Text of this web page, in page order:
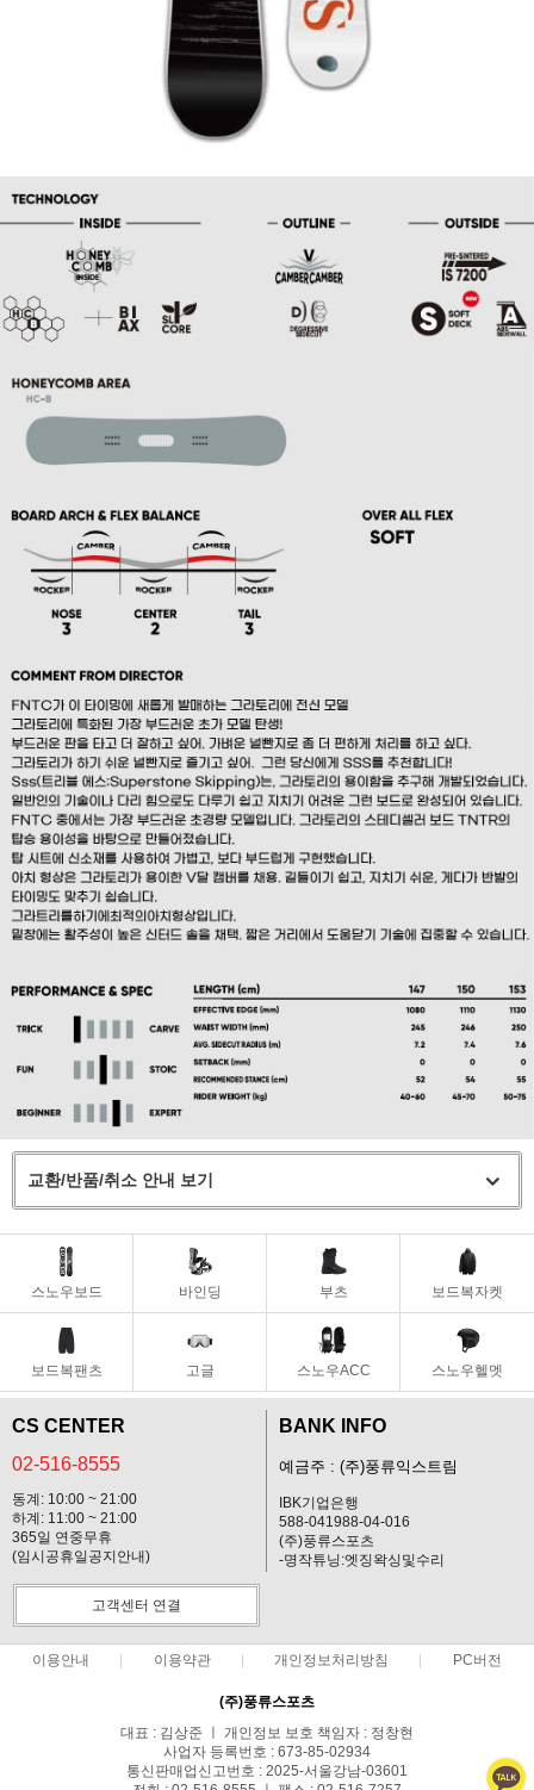
교환/반품/취소 안내 보기
스노우보드 바인딩 부츠 보드복자켓
보드복팬츠 고글 스노우ACC 스노우헬멧
CS CENTER
02-516-8555
동계: 10:00 ~ 21:00
하계: 11:00 ~ 21:00
365일 연중무휴
(임시공휴일공지안내)
BANK INFO
예금주 : (주)풍류익스트림
IBK기업은행
588-041988-04-016
(주)풍류스포츠
-명작튜닝:엣징왁싱및수리
고객센터 연결
이용안내 이용약관 개인정보처리방침 PC버전
(주)풍류스포츠
대표 : 김상준 ㅣ 개인정보 보호 책임자 : 정창현
사업자 등록번호 : 673-85-02934
통신판매업신고번호 : 2025-서울강남-03601